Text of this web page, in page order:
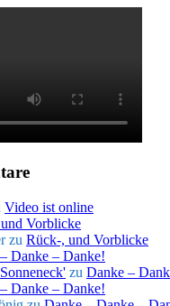
Video ist online
Vorblicke
zu Rück-, und Vorblicke
Danke – Danke!
zu Danke –
Danke – Danke!